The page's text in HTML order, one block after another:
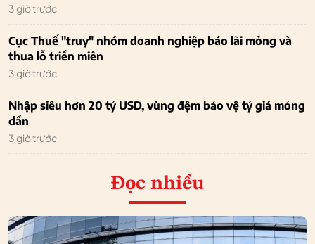
3 giờ trước
Cục Thuế "truy" nhóm doanh nghiệp báo lãi mỏng và
thua lỗ triền miên
3 giờ trước
Nhập siêu hơn 20 tỷ USD, vùng đệm bảo vệ tỷ giá mỏng
dần
3 giờ trước
Đọc nhiều